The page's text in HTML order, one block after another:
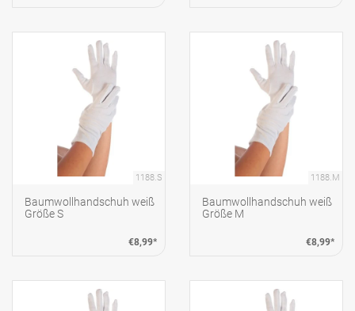
1188.S
Baumwollhandschuh weiß
Größe S
€8,99*
1188.M
Baumwollhandschuh weiß
Größe M
€8,99*